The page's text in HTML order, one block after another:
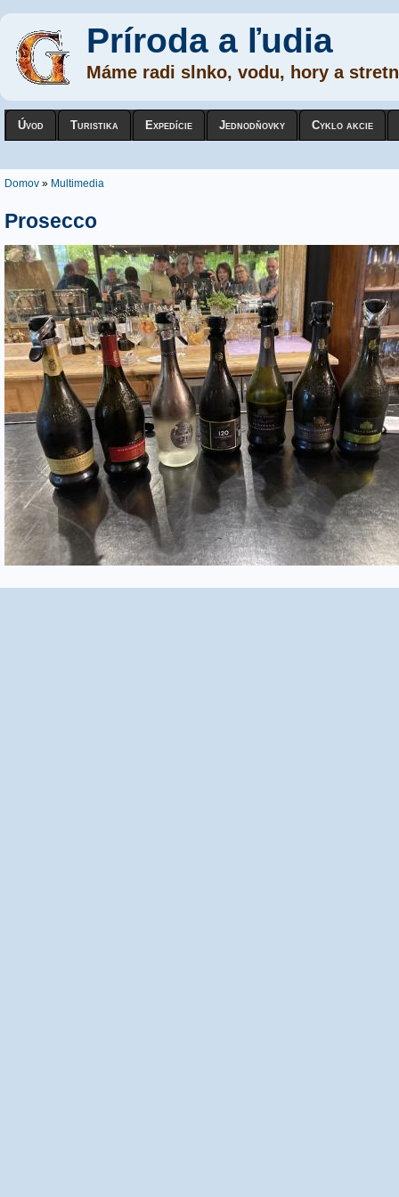
Príroda a ľudia
Máme radi slnko, vodu, hory a
Úvod Turistika Expedície Jednodňovky Cyklo akcie
Nachádzate sa tu
Domov » Multimedia
Prosecco